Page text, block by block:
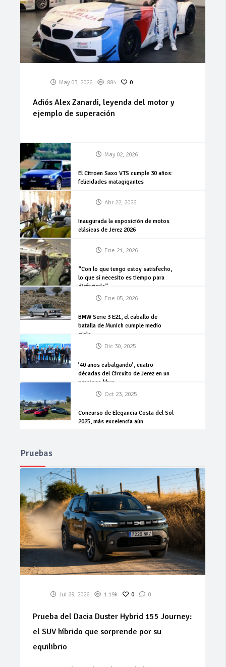
May 03, 2026 884 0
Adiós Alex Zanardi, leyenda del motor y
ejemplo de superación
May 02, 2026
El Citroen Saxo VTS cumple 30 años:
felicidades matagigantes
Abr 22, 2026
Inaugurada la exposición de motos
clásicas de Jerez 2026
Ene 21, 2026
“Con lo que tengo estoy satisfecho,
lo que sí necesito es tiempo para
disfrutarlo”
Ene 05, 2026
BMW Serie 3 E21, el caballo de
batalla de Munich cumple medio
siglo
Dic 30, 2025
’40 años cabalgando’, cuatro
décadas del Circuito de Jerez en un
precioso libro
Oct 23, 2025
Concurso de Elegancia Costa del Sol
2025, más excelencia aún
Pruebas
Jul 29, 2026 1.19k 0 0
Prueba del Dacia Duster Hybrid 155 Journey:
el SUV híbrido que sorprende por su
equilibrio